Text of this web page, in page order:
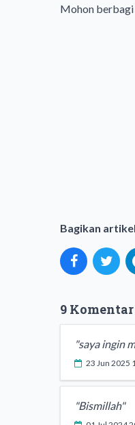
Mohon berbagi
Bagikan
9 Komentar
"saya ingin
23 Jun 2025
"Bismillah"